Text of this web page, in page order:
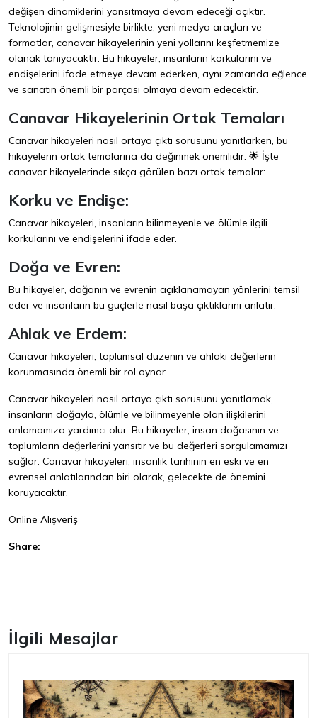
değişen dinamiklerini yansıtmaya devam edeceği açıktır.
Teknolojinin gelişmesiyle birlikte, yeni medya araçları ve
formatlar, canavar hikayelerinin yeni yollarını keşfetmemize
olanak tanıyacaktır. Bu hikayeler, insanların korkularını ve
endişelerini ifade etmeye devam ederken, aynı zamanda eğlence
ve sanatın önemli bir parçası olmaya devam edecektir.
Canavar Hikayelerinin Ortak Temaları
Canavar hikayeleri nasıl ortaya çıktı sorusunu yanıtlarken, bu
hikayelerin ortak temalarına da değinmek önemlidir. 🌟 İşte
canavar hikayelerinde sıkça görülen bazı ortak temalar:
Korku ve Endişe:
Canavar hikayeleri, insanların bilinmeyenle ve ölümle ilgili
korkularını ve endişelerini ifade eder.
Doğa ve Evren:
Bu hikayeler, doğanın ve evrenin açıklanamayan yönlerini temsil
eder ve insanların bu güçlerle nasıl başa çıktıklarını anlatır.
Ahlak ve Erdem:
Canavar hikayeleri, toplumsal düzenin ve ahlaki değerlerin
korunmasında önemli bir rol oynar.
Canavar hikayeleri nasıl ortaya çıktı sorusunu yanıtlamak,
insanların doğayla, ölümle ve bilinmeyenle olan ilişkilerini
anlamamıza yardımcı olur. Bu hikayeler, insan doğasının ve
toplumların değerlerini yansıtır ve bu değerleri sorgulamamızı
sağlar. Canavar hikayeleri, insanlık tarihinin en eski ve en
evrensel anlatılarından biri olarak, gelecekte de önemini
koruyacaktır.
Online Alışveriş
Share:
İlgili Mesajlar